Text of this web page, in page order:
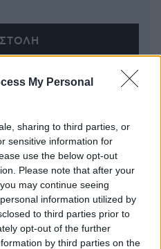
My Personal
sharing to third parties, or
sensitive information for
use the below opt-out
Please note that after your
may continue seeing
information utilized by
to third parties prior to
opt-out of the further
by third parties on the
Σχολιασμένα
κόσμημα με θέα στο